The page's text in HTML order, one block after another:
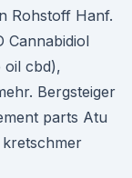
Rohstoff Hanf.
Cannabidiol
oil cbd),
Bergsteiger
parts Atu